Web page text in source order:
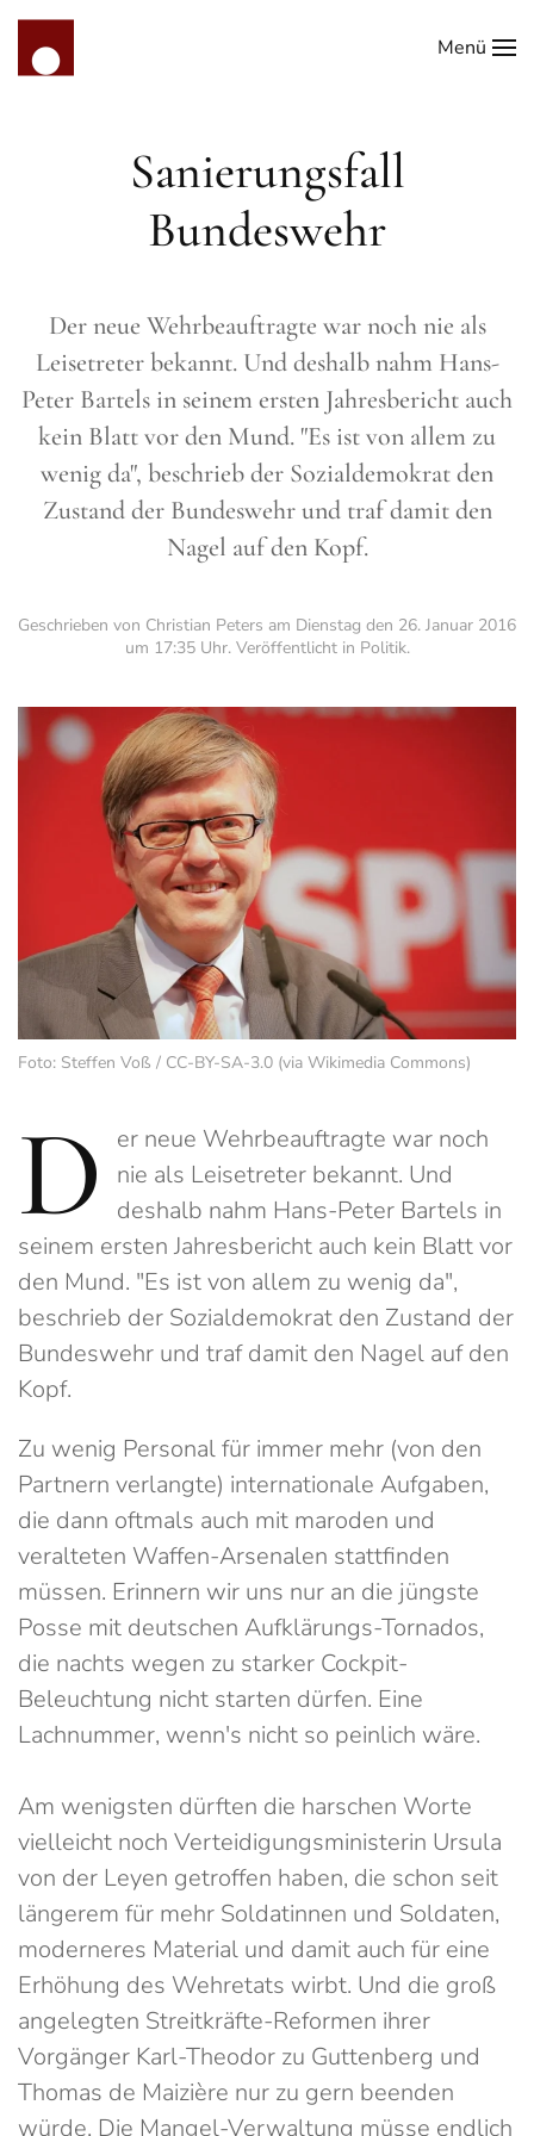
Zum Hauptinhalt springen
Menü
Sanierungsfall
Bundeswehr
Der neue Wehrbeauftragte war noch nie als
Leisetreter bekannt. Und deshalb nahm Hans-
Peter Bartels in seinem ersten Jahresbericht auch
kein Blatt vor den Mund. "Es ist von allem zu
wenig da", beschrieb der Sozialdemokrat den
Zustand der Bundeswehr und traf damit den
Nagel auf den Kopf.
Geschrieben von Christian Peters am Dienstag den 26. Januar 2016
um 17:35 Uhr. Veröffentlicht in Politik.
Foto: Steffen Voß / CC-BY-SA-3.0 (via Wikimedia Commons)
D
er neue Wehrbeauftragte war noch
nie als Leisetreter bekannt. Und
deshalb nahm Hans-Peter Bartels in
seinem ersten Jahresbericht auch kein Blatt vor
den Mund. "Es ist von allem zu wenig da",
beschrieb der Sozialdemokrat den Zustand der
Bundeswehr und traf damit den Nagel auf den
Kopf.
Zu wenig Personal für immer mehr (von den
Partnern verlangte) internationale Aufgaben,
die dann oftmals auch mit maroden und
veralteten Waffen-Arsenalen stattfinden
müssen. Erinnern wir uns nur an die jüngste
Posse mit deutschen Aufklärungs-Tornados,
die nachts wegen zu starker Cockpit-
Beleuchtung nicht starten dürfen. Eine
Lachnummer, wenn's nicht so peinlich wäre.
Am wenigsten dürften die harschen Worte
vielleicht noch Verteidigungsministerin Ursula
von der Leyen getroffen haben, die schon seit
längerem für mehr Soldatinnen und Soldaten,
moderneres Material und damit auch für eine
Erhöhung des Wehretats wirbt. Und die groß
angelegten Streitkräfte-Reformen ihrer
Vorgänger Karl-Theodor zu Guttenberg und
Thomas de Maizière nur zu gern beenden
würde. Die Mangel-Verwaltung müsse endlich